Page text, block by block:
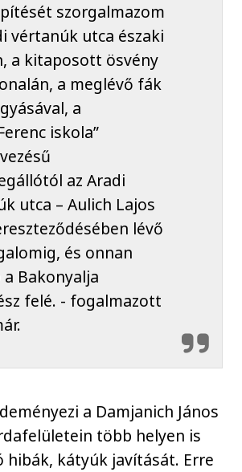
szorgalmazom
vértanúk utca északi
a kitaposott ösvény
a meglévő fák
a
iskola”
az Aradi
utca – Aulich Lajos
lévő
és onnan
Bakonyalja
felé. - fogalmazott
a Damjanich János
több helyen is
hibák, kátyúk javítását. Erre